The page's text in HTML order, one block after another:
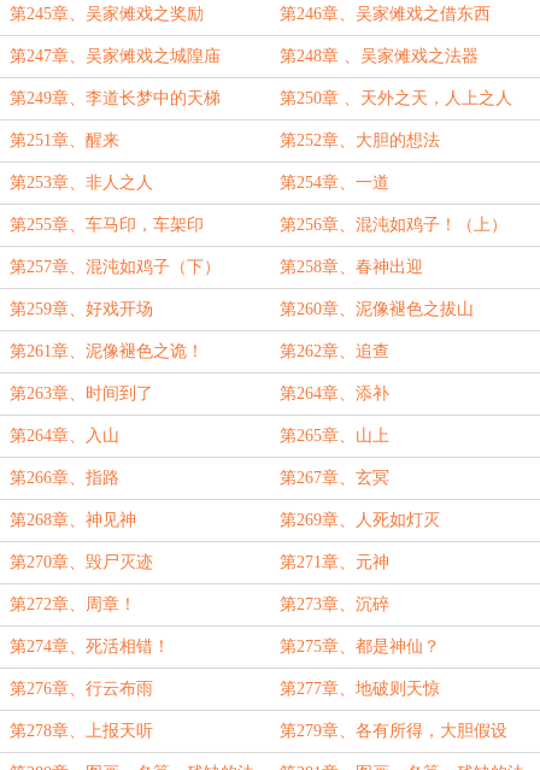
第245章、吴家傩戏之奖励 第246章、吴家傩戏之借东西
第247章、吴家傩戏之城隍庙 第248章 、吴家傩戏之法器
第249章、李道长梦中的天梯 第250章 、天外之天，人上之人
第251章、醒来 第252章、大胆的想法
第253章、非人之人 第254章、一道
第255章、车马印，车架印 第256章、混沌如鸡子！（上）
第257章、混沌如鸡子（下） 第258章、春神出迎
第259章、好戏开场 第260章、泥像褪色之拔山
第261章、泥像褪色之诡！ 第262章、追查
第263章、时间到了 第264章、添补
第264章、入山 第265章、山上
第266章、指路 第267章、玄冥
第268章、神见神 第269章、人死如灯灭
第270章、毁尸灭迹 第271章、元神
第272章、周章！ 第273章、沉碎
第274章、死活相错！ 第275章、都是神仙？
第276章、行云布雨 第277章、地破则天惊
第278章、上报天听 第279章、各有所得，大胆假设